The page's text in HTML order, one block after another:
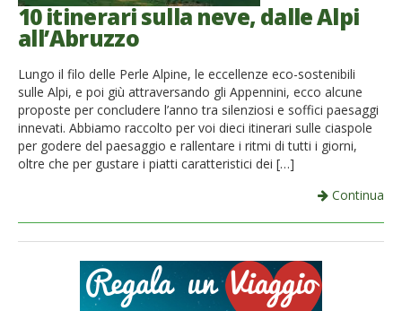
10 itinerari sulla neve, dalle Alpi
all’Abruzzo
Lungo il filo delle Perle Alpine, le eccellenze eco-sostenibili
sulle Alpi, e poi giù attraversando gli Appennini, ecco alcune
proposte per concludere l’anno tra silenziosi e soffici paesaggi
innevati. Abbiamo raccolto per voi dieci itinerari sulle ciaspole
per godere del paesaggio e rallentare i ritmi di tutti i giorni,
oltre che per gustare i piatti caratteristici dei […]
Continua